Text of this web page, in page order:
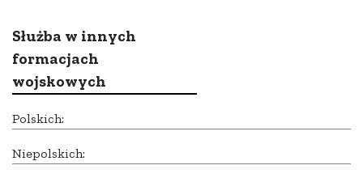
Służba w innych
formacjach
wojskowych
Polskich:
Niepolskich: